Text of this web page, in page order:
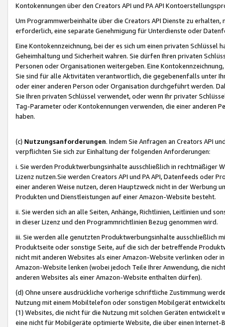
Kontokennungen über den Creators API und PA API
Um Programmwerbeinhalte über die Creators API Dienste zu
erforderlich, eine separate Genehmigung für Unterdienste oder
Eine Kontokennzeichnung, bei der es sich um einen privaten
Geheimhaltung und Sicherheit wahren. Sie dürfen Ihren privaten
Personen oder Organisationen weitergeben. Eine
Sie sind für alle Aktivitäten verantwortlich, die gegebenenfalls unter
oder einer anderen Person oder Organisation durchgeführt werden.
Sie Ihren privaten Schlüssel verwendet, oder wenn Ihr privater
Tag-Parameter oder Kontokennungen verwenden, die einer anderen
haben.
(c) Nutzungsanforderungen. Indem Sie Anfragen an Creators API
verpflichten Sie sich zur Einhaltung der folgenden Anforderungen:
i. Sie werden Produktwerbungsinhalte ausschließlich in rechtmäßiger
Lizenz nutzen.Sie werden Creators API und PA API, Datenfeeds oder
einer anderen Weise nutzen, deren Hauptzweck nicht in der Werbung
Produkten und Dienstleistungen auf einer Amazon-Website besteht.
ii. Sie werden sich an alle Seiten, Anhänge, Richtlinien, Leitlinien und
in dieser Lizenz und den Programmrichtlinien Bezug genommen wird.
iii. Sie werden alle genutzten Produktwerbungsinhalte ausschließlich
Produktseite oder sonstige Seite, auf die sich der betreffende
nicht mit anderen Websites als einer Amazon-Website verlinken oder
Amazon-Website lenken (wobei jedoch Teile Ihrer Anwendung, die
anderen Websites als einer Amazon-Website enthalten dürfen).
(d) Ohne unsere ausdrückliche vorherige schriftliche Zustimmung
Nutzung mit einem Mobiltelefon oder sonstigen Mobilgerät
(1) Websites, die nicht für die Nutzung mit solchen Geräten
eine nicht für Mobilgeräte optimierte Website, die über einen